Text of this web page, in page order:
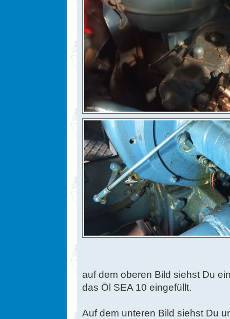
auf dem oberen Bild siehst Du
das Öl SEA 10 eingefüllt.
Auf dem unteren Bild siehst Du